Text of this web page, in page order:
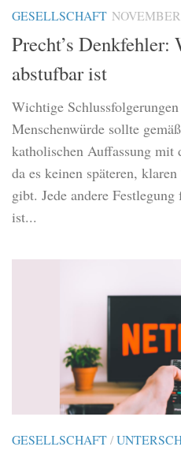
GESELLSCHAFT
Precht’s
abstufbar ist
Wichtige
Menschenwürde sollte
katholischen Auffassung mit
da es keinen späteren,
gibt. Jede andere
ist...
GESELLSCHAFT/